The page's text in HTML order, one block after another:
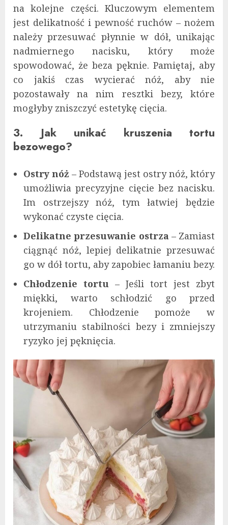
na kolejne części. Kluczowym elementem
jest delikatność i pewność ruchów – nożem
należy przesuwać płynnie w dół, unikając
nadmiernego nacisku, który może
spowodować, że beza pęknie. Pamiętaj, aby
co jakiś czas wycierać nóż, aby nie
pozostawały na nim resztki bezy, które
mogłyby zniszczyć estetykę cięcia.
3. Jak unikać kruszenia tortu
bezowego?
Ostry nóż – Podstawą jest ostry nóż, który
umożliwia precyzyjne cięcie bez nacisku.
Im ostrzejszy nóż, tym łatwiej będzie
wykonać czyste cięcia.
Delikatne przesuwanie ostrza– Zamiast
ciągnąć nóż, lepiej delikatnie przesuwać
go w dół tortu, aby zapobiec łamaniu bezy.
Chłodzenie tortu – Jeśli tort jest zbyt
miękki, warto schłodzić go przed
krojeniem. Chłodzenie pomoże w
utrzymaniu stabilności bezy i zmniejszy
ryzyko jej pęknięcia.